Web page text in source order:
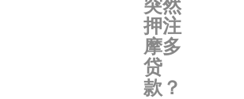
押注
摩多
贷
款？